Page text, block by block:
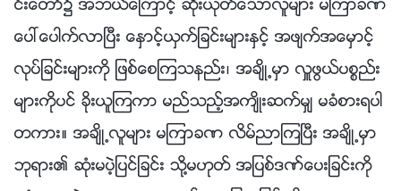
င္းေတာ္၌ အဘယ္ေၾကာင့္ ဆိုးယုတ္ေသာလူမ်ား မၾကာခဏ
ေပၚေပါက္လာၿပီး ေႏွာင့္ယွက္ျခင္းမ်ားႏွင့္ အဖ်က္အေမွာင့္
လုပ္ျခင္းမ်ားကို ျဖစ္ေစၾကသနည္း၊ အခ်ိဳ႕မွာ လႉဖြယ္ပစၥည္း
မ်ားကိုပင္ ခိုးယူၾကကာ မည္သည့္အက်ိဳးဆက္မွ် မခံစားရပါ
တကား။ အခ်ိဳ႕လူမ်ား မၾကာခဏ လိမ္ညာၾကၿပီး အခ်ိဳ႕မွာ
ဘုရား၏ ဆုံးမပဲ့ျပင္ျခင္း သို႔မဟုတ္ အျပစ္ဒဏ္ေပးျခင္းကို